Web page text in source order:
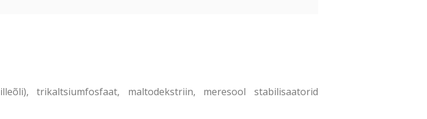
trikaltsiumfosfaat, maltodekstriin, meresool stabilisaatorid